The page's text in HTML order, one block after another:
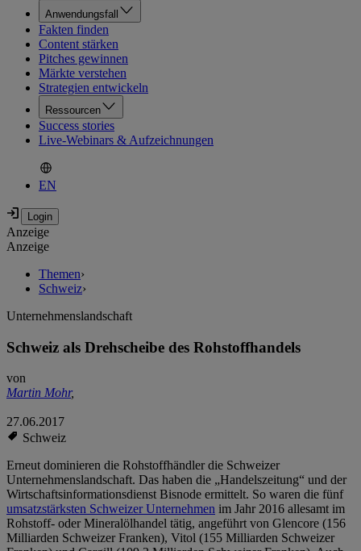
Anwendungsfall
Fakten finden
Content stärken
Pitches gewinnen
Märkte verstehen
Strategien entwickeln
Ressourcen
Success stories
Live-Webinars & Aufzeichnungen
EN
Anzeige
Anzeige
Themen›
Schweiz›
Unternehmenslandschaft
Schweiz als Drehscheibe des Rohstoffhandels
von
Martin Mohr,
27.06.2017
Schweiz
Erneut dominieren die Rohstoffhändler die Schweizer
Unternehmenslandschaft. Das haben die „Handelszeitung“ und der
Wirtschaftsinformationsdienst Bisnode ermittelt. So waren die fünf
umsatzstärksten Schweizer Unternehmen im Jahr 2016 allesamt im
Rohstoff- oder Mineralölhandel tätig, angeführt von Glencore (156
Milliarden Schweizer Franken), Vitol (155 Milliarden Schweizer